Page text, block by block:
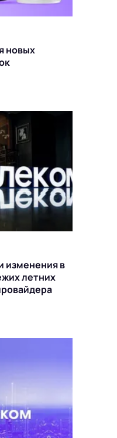
новых
изменения в
летних